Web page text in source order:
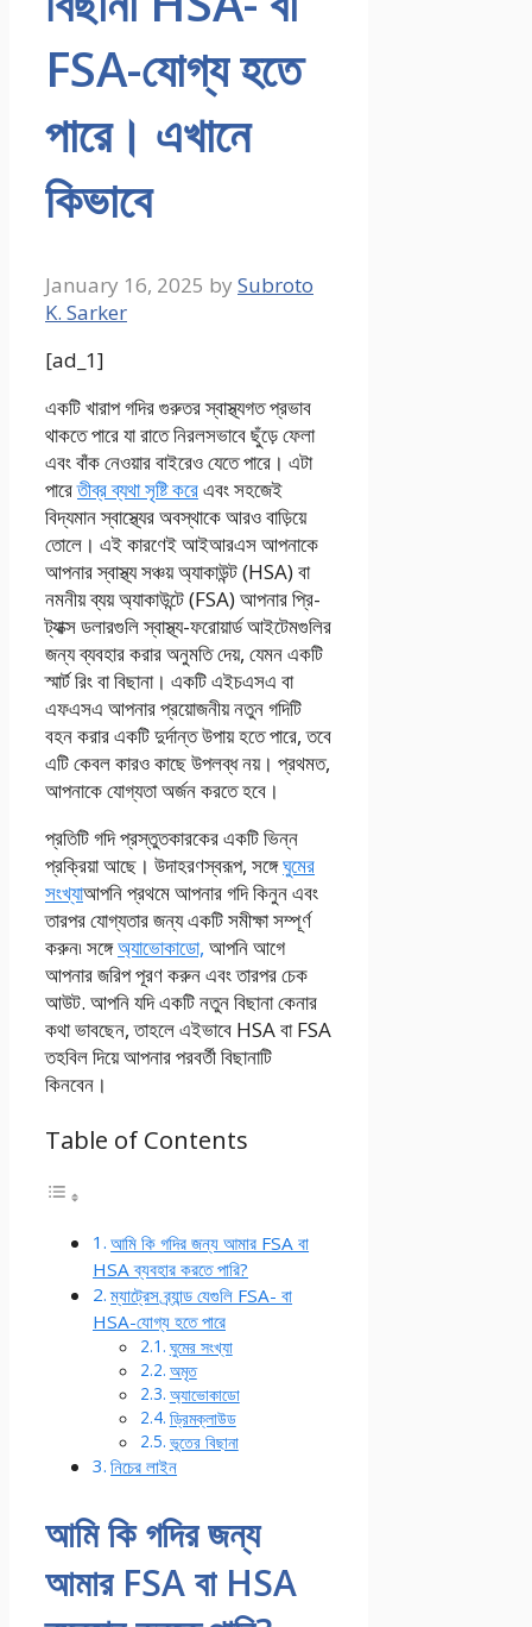
FSA-যোগ্য হতে
পারে। এখানে
কিভাবে
January 16, 2025 by Subroto
K. Sarker
[ad_1]
একটি খারাপ গদির গুরুতর স্বাস্থ্যগত প্রভাব
থাকতে পারে যা রাতে নিরলসভাবে ছুঁড়ে ফেলা
এবং বাঁক নেওয়ার বাইরেও যেতে পারে। এটা
পারেতীব্র ব্যথা সৃষ্টি করেএবং সহজেই
বিদ্যমান স্বাস্থ্যের অবস্থাকে আরও বাড়িয়ে
তোলে। এই কারণেই আইআরএস আপনাকে
আপনার স্বাস্থ্য সঞ্চয় অ্যাকাউন্ট (HSA) বা
নমনীয় ব্যয় অ্যাকাউন্টে (FSA) আপনার প্রি-
ট্যাক্স ডলারগুলি স্বাস্থ্য-ফরোয়ার্ড আইটেমগুলির
জন্য ব্যবহার করার অনুমতি দেয়, যেমন একটি
স্মার্ট রিং বা বিছানা। একটি এইচএসএ বা
এফএসএ আপনার প্রয়োজনীয় নতুন গদিটি
বহন করার একটি দুর্দান্ত উপায় হতে পারে, তবে
এটি কেবল কারও কাছে উপলব্ধ নয়। প্রথমত,
আপনাকে যোগ্যতা অর্জন করতে হবে।
প্রতিটি গদি প্রস্তুতকারকের একটি ভিন্ন
প্রক্রিয়া আছে। উদাহরণস্বরূপ, সঙ্গেঘুমের
সংখ্যাআপনি প্রথমে আপনার গদি কিনুন এবং
তারপর যোগ্যতার জন্য একটি সমীক্ষা সম্পূর্ণ
করুন৷ সঙ্গেঅ্যাভোকাডো, আপনি আগে
আপনার জরিপ পূরণ করুন এবং তারপর চেক
আউট. আপনি যদি একটি নতুন বিছানা কেনার
কথা ভাবছেন, তাহলে এইভাবে HSA বা FSA
তহবিল দিয়ে আপনার পরবর্তী বিছানাটি
কিনবেন।
Table of Contents
আমি কি গদির জন্য আমার FSA বা
HSA ব্যবহার করতে পারি?
ম্যাট্রেস ব্র্যান্ড যেগুলি FSA- বা
HSA-যোগ্য হতে পারে
ঘুমের সংখ্যা
অমৃত
অ্যাভোকাডো
ড্রিমক্লাউড
ভূতের বিছানা
নিচের লাইন
আমি কি গদির জন্য
আমার FSA বা HSA